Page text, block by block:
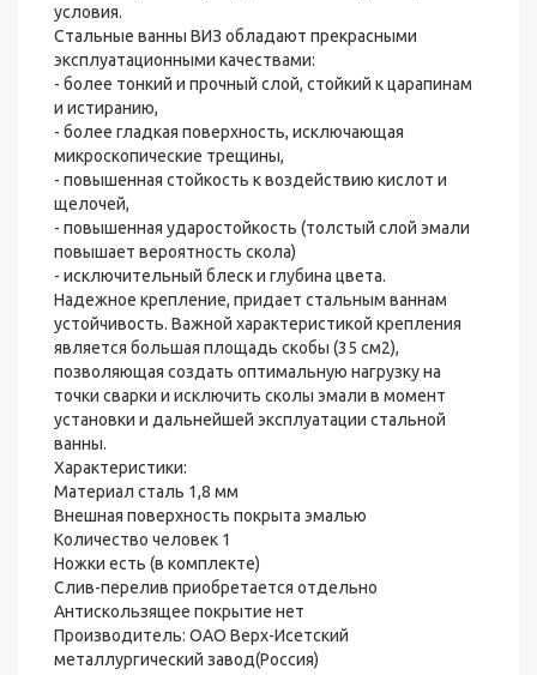
условия.
Стальные ванны ВИЗ обладают прекрасными
эксплуатационными качествами:
- более тонкий и прочный слой, стойкий к царапинам
и истиранию,
- более гладкая поверхность, исключающая
микроскопические трещины,
- повышенная стойкость к воздействию кислот и
щелочей,
- повышенная ударостойкость (толстый слой эмали
повышает вероятность скола)
- исключительный блеск и глубина цвета.
Надежное крепление, придает стальным ваннам
устойчивость. Важной характеристикой крепления
является большая площадь скобы (35 см2),
позволяющая создать оптимальную нагрузку на
точки сварки и исключить сколы эмали в момент
установки и дальнейшей эксплуатации стальной
ванны.
Характеристики:
Материал сталь 1,8 мм
Внешная поверхность покрыта эмалью
Количество человек 1
Ножки есть (в комплекте)
Слив-перелив приобретается отдельно
Антискользящее покрытие нет
Производитель: ОАО Верх-Исетский
металлургический завод(Россия)